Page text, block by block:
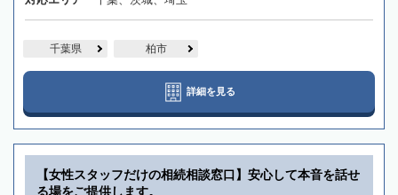
千葉県 柏市
詳細を見る
【女性スタッフだけの相続相談窓口】安心して本音を話せ
る場をご提供します。